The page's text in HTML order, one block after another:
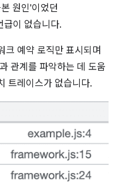
원인'이었던
급이 없습니다.
크 예약 로직만 표시되며
관계를 파악하는 데 도움
트레이스가 없습니다.